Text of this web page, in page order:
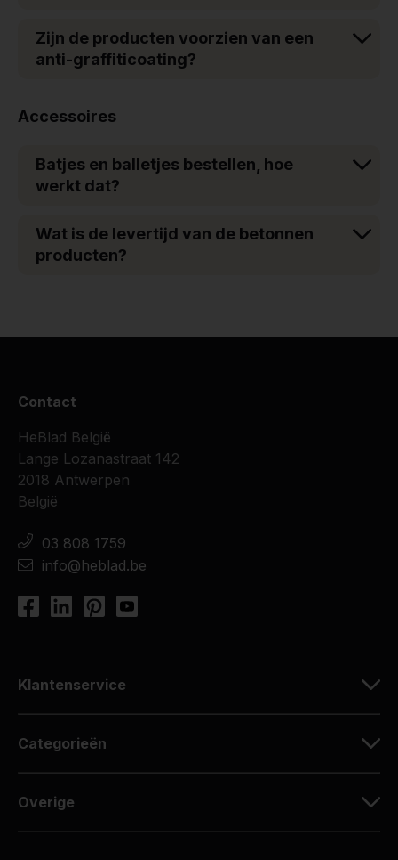
Zijn de producten voorzien van een
anti-graffiticoating?
Accessoires
Batjes en balletjes bestellen, hoe
werkt dat?
Wat is de levertijd van de betonnen
producten?
Contact
HeBlad België
Lange Lozanastraat 142
2018 Antwerpen
België
03 808 1759
info@heblad.be
Klantenservice
Categorieën
Overige